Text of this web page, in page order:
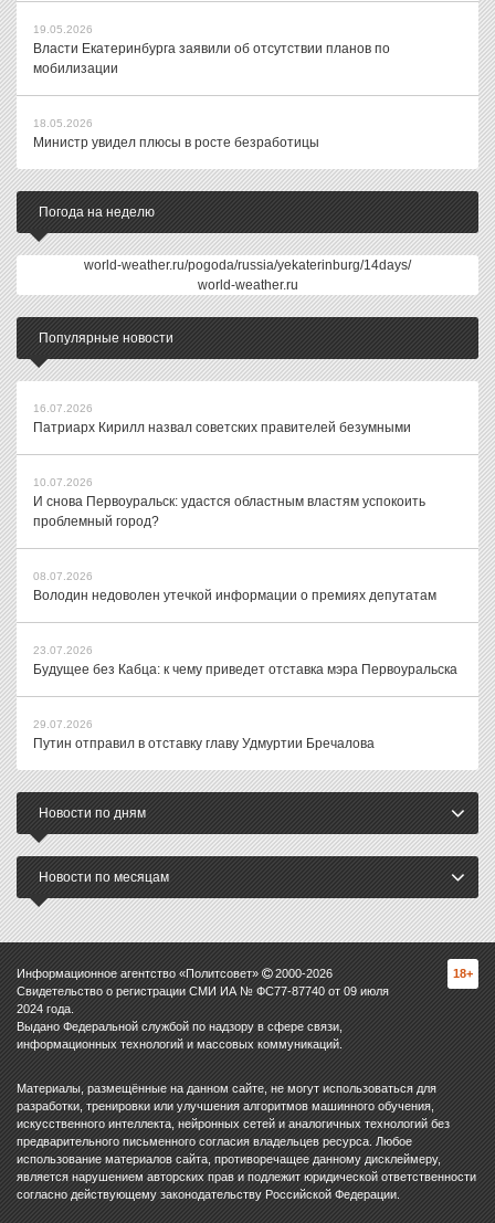
19.05.2026
Власти Екатеринбурга заявили об отсутствии планов по
мобилизации
18.05.2026
Министр увидел плюсы в росте безработицы
Погода на неделю
world-weather.ru/pogoda/russia/yekaterinburg/14days/
world-weather.ru
Популярные новости
16.07.2026
Патриарх Кирилл назвал советских правителей безумными
10.07.2026
И снова Первоуральск: удастся областным властям успокоить
проблемный город?
08.07.2026
Володин недоволен утечкой информации о премиях депутатам
23.07.2026
Будущее без Кабца: к чему приведет отставка мэра Первоуральска
29.07.2026
Путин отправил в отставку главу Удмуртии Бречалова
Новости по дням
Новости по месяцам
Информационное агентство «Политсовет» 2000-2026
Свидетельство о регистрации СМИ ИА № ФС77-87740 от 09 июля
2024 года.
Выдано Федеральной службой по надзору в сфере связи,
информационных технологий и массовых коммуникаций.
18+
Материалы, размещённые на данном сайте, не могут использоваться для
разработки, тренировки или улучшения алгоритмов машинного обучения,
искусственного интеллекта, нейронных сетей и аналогичных технологий без
предварительного письменного согласия владельцев ресурса. Любое
использование материалов сайта, противоречащее данному дисклеймеру,
является нарушением авторских прав и подлежит юридической ответственности
согласно действующему законодательству Российской Федерации.